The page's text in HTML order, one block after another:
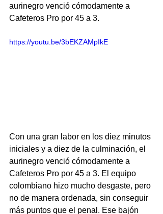
aurinegro venció cómodamente a
Cafeteros Pro por 45 a 3.
https://youtu.be/3bEKZAMpIkE
Con una gran labor en los diez minutos
iniciales y a diez de la culminación, el
aurinegro venció cómodamente a
Cafeteros Pro por 45 a 3. El equipo
colombiano hizo mucho desgaste, pero
no de manera ordenada, sin conseguir
más puntos que el penal. Ese bajón